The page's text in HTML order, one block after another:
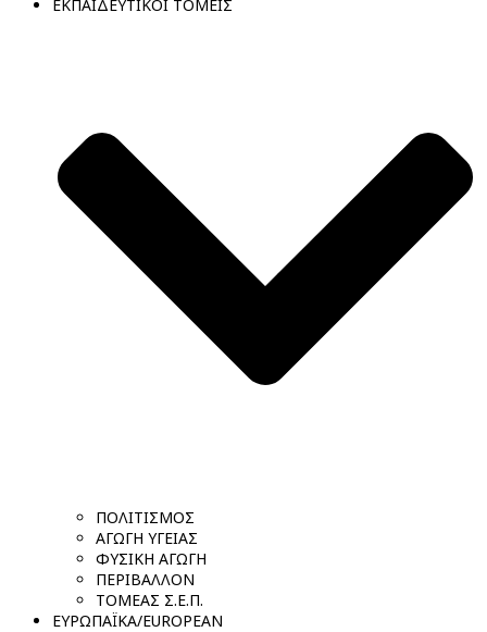
ΕΚΠΑΙΔΕΥΤΙΚΟΙ ΤΟΜΕΙΣ
ΠΟΛΙΤΙΣΜΟΣ
ΑΓΩΓΗ ΥΓΕΙΑΣ
ΦΥΣΙΚΗ ΑΓΩΓΗ
ΠΕΡΙΒΑΛΛΟΝ
ΤΟΜΕΑΣ Σ.Ε.Π.
ΕΥΡΩΠΑΪΚΑ/EUROPEAN